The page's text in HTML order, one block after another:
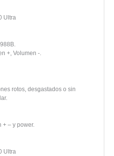
Ultra
+, Volumen -.
rotos, desgastados o sin
– y power.
Ultra